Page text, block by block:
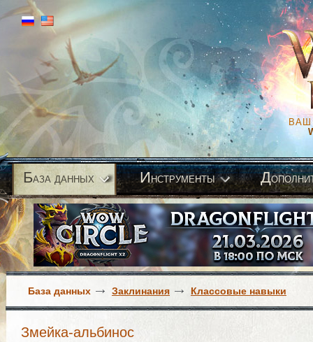
ВАШ
База данных Инструменты Д
База данных Заклинания Классовые навыки
Змейка-альбинос